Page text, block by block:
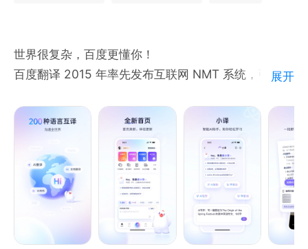
世界很复杂，百度更懂你！
百度翻译 2015 年率先发布互联网 NMT 系统，引领机
国家科技进步二等奖等，经优化后文本、拍照等翻译均
升级，现支持 200 种语言互译。
主要功能含 AI 大模型翻译（获取优质译文，更有多情
景下的扩展译法、重点词汇在特定情景的释义讲解，从
译到会，一步到位）、度小译词典（收录权威牛津、柯
林斯词典，累积覆盖2100万词条，更有海量双语例
句、视频讲解、同反义词、词根词缀等等服词典资
展开